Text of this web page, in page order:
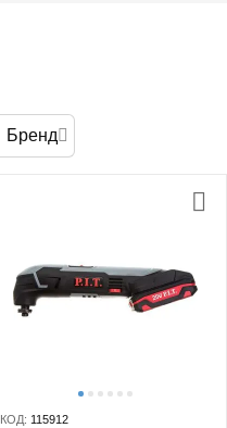
Бренд
КОД: 115912